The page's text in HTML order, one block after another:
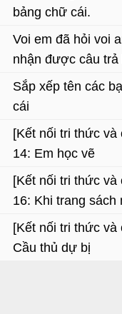
bảng chữ cái.
Voi em đã hỏi voi
nhận được câu
Sắp xếp tên các
cái
[Kết nối tri thức và
14: Em học vẽ
[Kết nối tri thức và
16: Khi trang sách
[Kết nối tri thức và
Cầu thủ dự bị